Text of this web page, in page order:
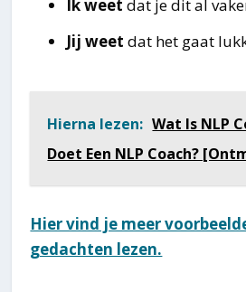
Ik weet dat je dit al
Jij weet dat het gaat
Hierna lezen: Wat Is NLP
Doet Een NLP Coach?
Hier vind je meer
gedachten lezen.